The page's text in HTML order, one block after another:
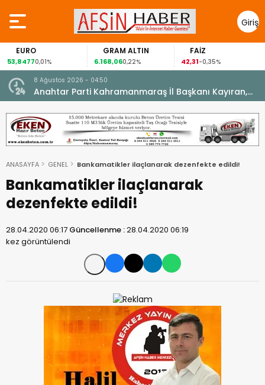
Giriş
Yap
EURO
53,84770,01%
GRAM ALTIN
6.168,060,22%
FAİZ
42,31-0,35%
8 Ağustos 2026 - 04:50
Anahtar Parti Kahramanmaraş İl Başkanı Kayıran,
Afşin Teşkilatı ile buluştu.
ANASAYFA GENEL Bankamatikler ilaçlanarak dezenfekte edildi!
Bankamatikler ilaçlanarak
dezenfekte edildi!
28.04.2020 06:17 Güncellenme :28.04.2020 06:19
kez görüntülendi